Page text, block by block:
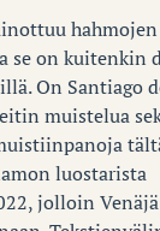
se on kuitenkin
On Santiago
muistelua
luostarista
jolloin Venäjä